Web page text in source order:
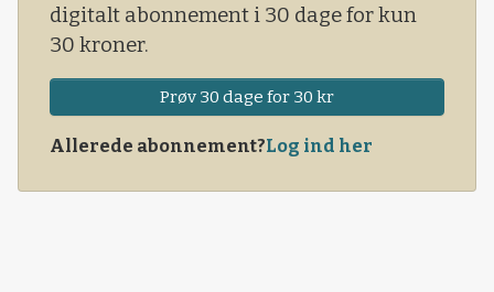
digitalt abonnement i 30 dage for kun
30 kroner.
Prøv 30 dage for 30 kr
Allerede abonnement?Log ind her